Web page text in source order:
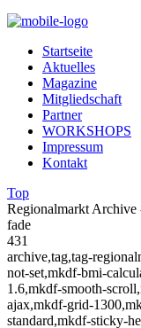
Startseite
Aktuelles
Magazine
Mitgliedschaft
Partner
WORKSHOPS
Impressum
Kontakt
Top
Regionalmarkt
fade
431
archive,tag,tag-
not-set,mkdf-bmi-
1.6,mkdf-smooth-
ajax,mkdf-grid-
standard,mkdf-sticky-